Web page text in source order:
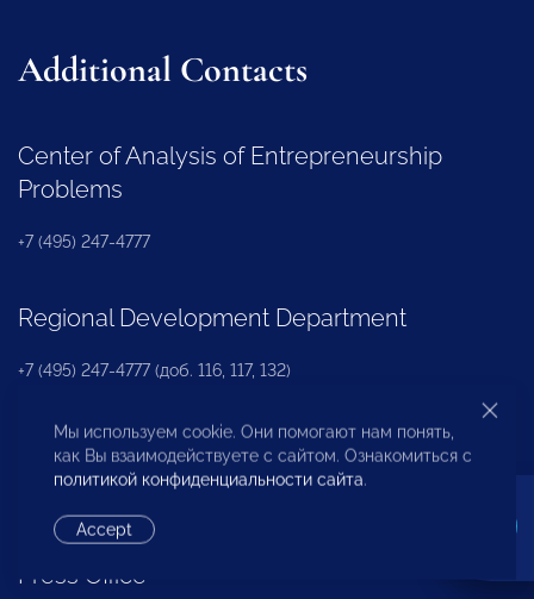
Additional Contacts
Center of Analysis of Entrepreneurship
Problems
+7 (495) 247-4777
Regional Development Department
+7 (495) 247-4777 (доб. 116, 117, 132)
OPORA Business Association
Press Office
Мы используем cookie. Они помогают нам понять,
как Вы взаимодействуете с сайтом. Ознакомиться с
политикой конфиденциальности сайта.
Accept